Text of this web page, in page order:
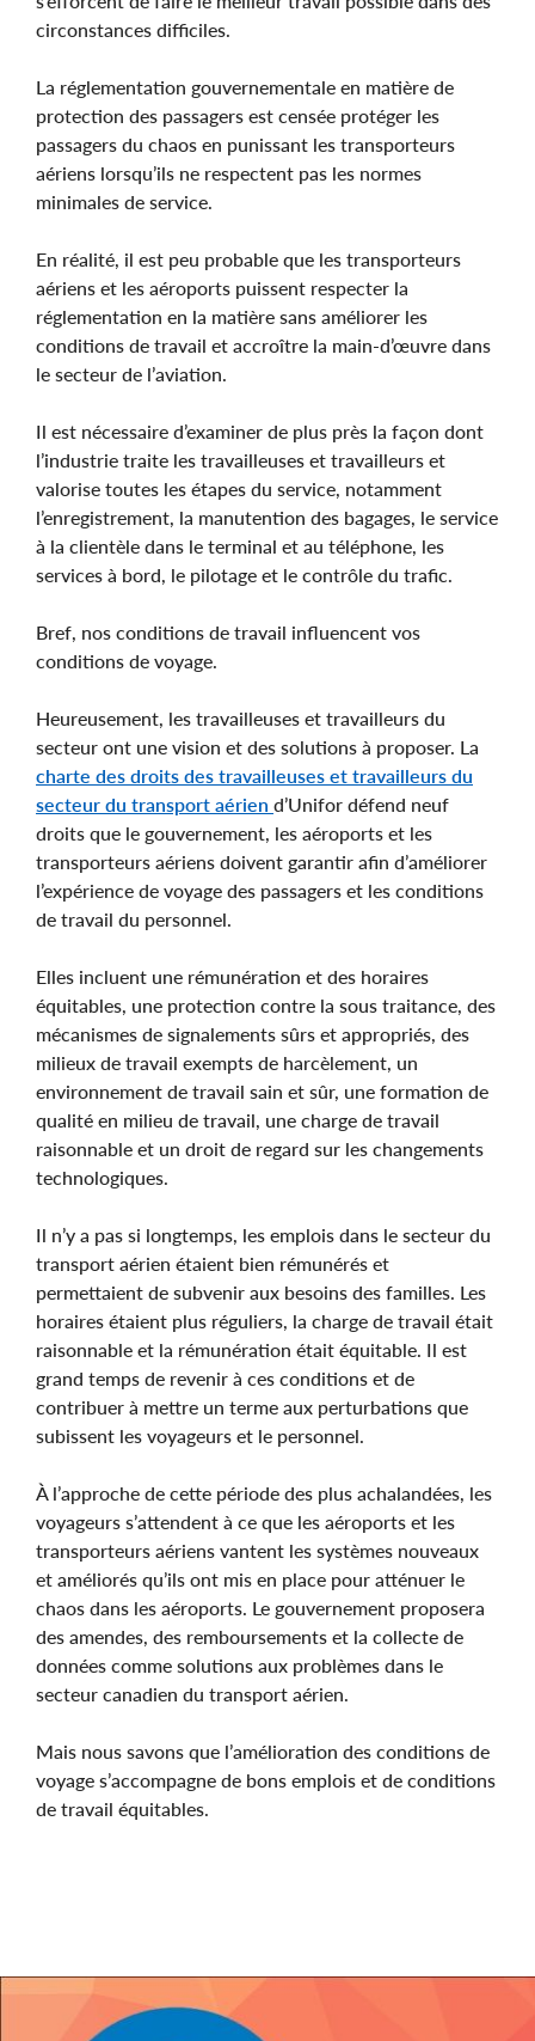
circonstances difficiles.
La réglementation gouvernementale en matière de
protection des passagers est censée protéger les
passagers du chaos en punissant les transporteurs
aériens lorsqu’ils ne respectent pas les normes
minimales de service.
En réalité, il est peu probable que les transporteurs
aériens et les aéroports puissent respecter la
réglementation en la matière sans améliorer les
conditions de travail et accroître la main-d’œuvre dans
le secteur de l’aviation.
Il est nécessaire d’examiner de plus près la façon dont
l’industrie traite les travailleuses et travailleurs et
valorise toutes les étapes du service, notamment
l’enregistrement, la manutention des bagages, le service
à la clientèle dans le terminal et au téléphone, les
services à bord, le pilotage et le contrôle du trafic.
Bref, nos conditions de travail influencent vos
conditions de voyage.
Heureusement, les travailleuses et travailleurs du
secteur ont une vision et des solutions à proposer. La
charte des droits des travailleuses et travailleurs du
secteur du transport aérien d’Unifor défend neuf
droits que le gouvernement, les aéroports et les
transporteurs aériens doivent garantir afin d’améliorer
l’expérience de voyage des passagers et les conditions
de travail du personnel.
Elles incluent une rémunération et des horaires
équitables, une protection contre la sous traitance, des
mécanismes de signalements sûrs et appropriés, des
milieux de travail exempts de harcèlement, un
environnement de travail sain et sûr, une formation de
qualité en milieu de travail, une charge de travail
raisonnable et un droit de regard sur les changements
technologiques.
Il n’y a pas si longtemps, les emplois dans le secteur du
transport aérien étaient bien rémunérés et
permettaient de subvenir aux besoins des familles. Les
horaires étaient plus réguliers, la charge de travail était
raisonnable et la rémunération était équitable. Il est
grand temps de revenir à ces conditions et de
contribuer à mettre un terme aux perturbations que
subissent les voyageurs et le personnel.
À l’approche de cette période des plus achalandées, les
voyageurs s’attendent à ce que les aéroports et les
transporteurs aériens vantent les systèmes nouveaux
et améliorés qu’ils ont mis en place pour atténuer le
chaos dans les aéroports. Le gouvernement proposera
des amendes, des remboursements et la collecte de
données comme solutions aux problèmes dans le
secteur canadien du transport aérien.
Mais nous savons que l’amélioration des conditions de
voyage s’accompagne de bons emplois et de conditions
de travail équitables.